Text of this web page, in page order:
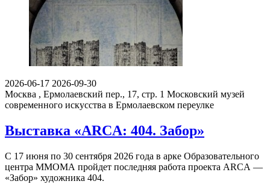
2026-06-17 2026-09-30
Москва , Ермолаевский пер., 17, стр. 1 Московский музей
современного искусства в Ермолаевском переулке
Выставка «ARCA: 404. Забор»
С 17 июня по 30 сентября 2026 года в арке Образовательного
центра ММОМА пройдет последняя работа проекта ARCA —
«Забор» художника 404.